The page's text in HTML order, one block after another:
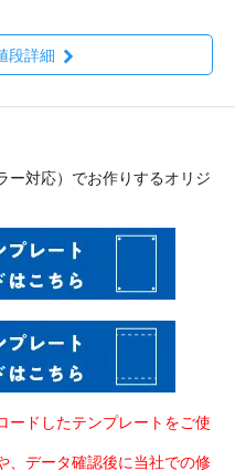
段詳細
ー対応）でお作りするオリジ
ドしたテンプレートをご使
、データ確認後に当社での修